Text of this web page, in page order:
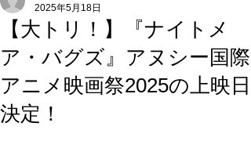
【大トリ！】『ナイトメ
ア・バグズ』アヌシー国際
アニメ映画祭2025の上映日
決定！
2025年5月18日